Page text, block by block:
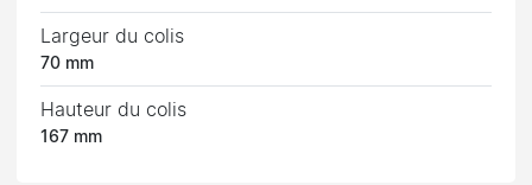
Largeur du colis
70 mm
Hauteur du colis
167 mm